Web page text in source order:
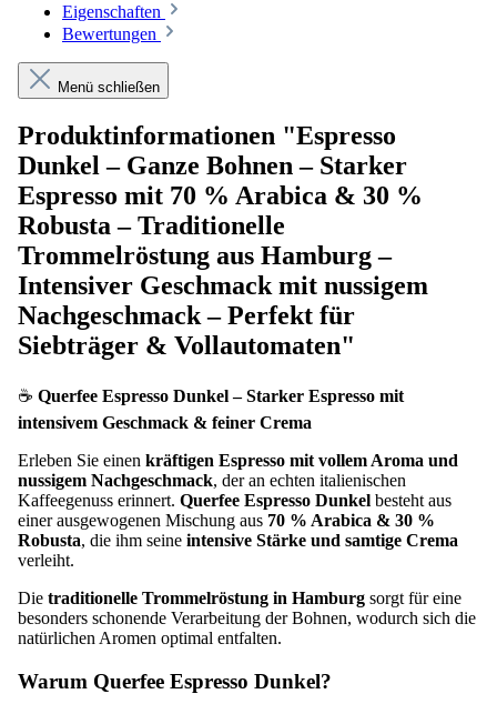
Eigenschaften
Bewertungen
Menü schließen
Produktinformationen "Espresso
Dunkel – Ganze Bohnen – Starker
Espresso mit 70 % Arabica & 30 %
Robusta – Traditionelle
Trommelröstung aus Hamburg –
Intensiver Geschmack mit nussigem
Nachgeschmack – Perfekt für
Siebträger & Vollautomaten"
☕ Querfee Espresso Dunkel – Starker Espresso mit
intensivem Geschmack & feiner Crema
Erleben Sie einen kräftigen Espresso mit vollem Aroma und
nussigem Nachgeschmack, der an echten italienischen
Kaffeegenuss erinnert. Querfee Espresso Dunkel besteht aus
einer ausgewogenen Mischung aus 70 % Arabica & 30 %
Robusta, die ihm seine intensive Stärke und samtige Crema
verleiht.
Die traditionelle Trommelröstung in Hamburg sorgt für eine
besonders schonende Verarbeitung der Bohnen, wodurch sich die
natürlichen Aromen optimal entfalten.
Warum Querfee Espresso Dunkel?